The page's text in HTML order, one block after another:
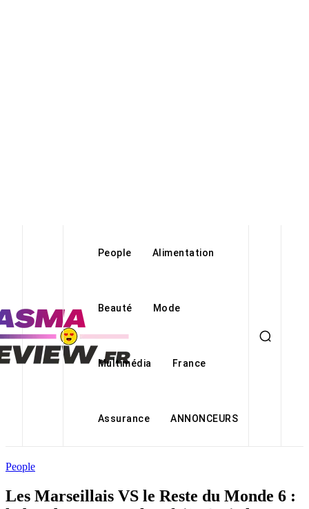
People Alimentation
Beauté Mode
Multimédia France
Assurance ANNONCEURS
People
Les Marseillais VS le Reste du Monde 6 :